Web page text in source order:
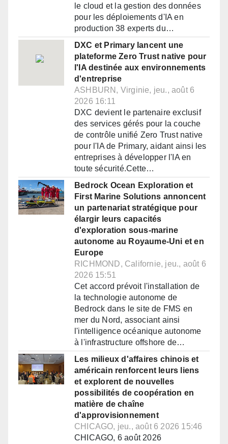
le cloud et la gestion des données
pour les déploiements d'IA en
production 38 experts du…
DXC et Primary lancent une
plateforme Zero Trust native pour
l'IA destinée aux environnements
d'entreprise
ASHBURN, Virginie, jeu., août 6
2026 16:11
DXC devient le partenaire exclusif
des services gérés pour la couche
de contrôle unifié Zero Trust native
pour l'IA de Primary, aidant ainsi les
entreprises à développer l'IA en
toute sécurité.Cette…
Bedrock Ocean Exploration et
First Marine Solutions annoncent
un partenariat stratégique pour
élargir leurs capacités
d'exploration sous-marine
autonome au Royaume-Uni et en
Europe
RICHMOND, Californie, jeu., août 6
2026 15:51
Cet accord prévoit l'installation de
la technologie autonome de
Bedrock dans le site de FMS en
mer du Nord, associant ainsi
l'intelligence océanique autonome
à l'infrastructure offshore de…
Les milieux d'affaires chinois et
américain renforcent leurs liens
et explorent de nouvelles
possibilités de coopération en
matière de chaîne
d'approvisionnement
CHICAGO, jeu., août 6 2026 15:46
CHICAGO, 6 août 2026